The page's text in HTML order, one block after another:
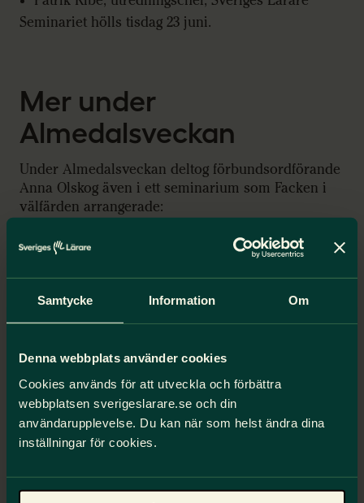
Samtycke Information Om
Denna webbplats använder cookies
Cookies används för att utveckla och förbättra
webbplatsen sverigeslarare.se och din
användarupplevelse. Du kan när som helst ändra dina
inställningar för cookies.
Seminariet hölls tisdag 23 juni.
Mer under
Almedalsveckan
Under Almedalsveckan deltog förbundsordförande
Anna Olskog även i ett seminarium som Facken i
välfärden arrangerade:
Vi som jobbar i välfärden kan
avgöra valet
Välfärden är underfinansierad och
underprioriterad i politiken. Kommer valet 2026
Seminariet hölls onsdag 24 juni.
Medverkande:
Statens ansvar:
Joar Forsell, riksdagsledamot (L), ordförande